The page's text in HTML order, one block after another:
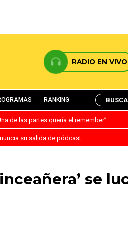
RADIO EN VIVO
RANKING
de las partes quería el remember”
su salida de pódcast
se